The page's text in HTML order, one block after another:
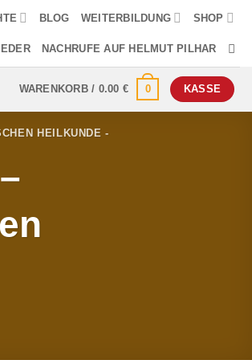
BLOG WEITERBILDUNG SHOP
NACHRUFE AUF HELMUT PILHAR
WARENKORB / 0.00 € 0 KASSE
HEILKUNDE -